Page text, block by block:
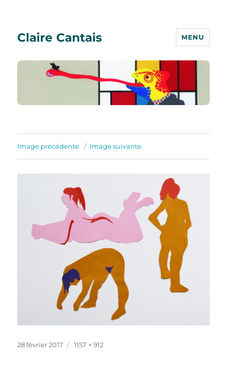
Claire Cantais MENU
Image précédente Image suivante
Publié
28 février 2017
Taille
1157 × 912